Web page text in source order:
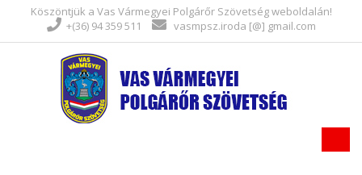
Köszöntjük a Vas Vármegyei Polgárőr Szövetség weboldalán!
+(36) 94 359 511
vasmpsz.iroda [@] gmail.com